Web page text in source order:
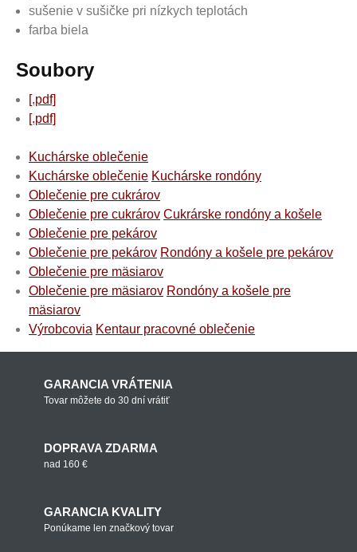
sušenie v sušičke pri nízkych teplotách
farba biela
Soubory
[.pdf]
[.pdf]
Kuchárske oblečenie
Kuchárske oblečenie Kuchárske rondóny
Oblečenie pre cukrárov
Oblečenie pre cukrárov Cukrárske rondóny a košele
Oblečenie pre pekárov
Oblečenie pre pekárov Rondóny a košele pre pekárov
Oblečenie pre mäsiarov
Oblečenie pre mäsiarov Rondóny a košele pre
mäsiarov
Výrobcovia Kentaur pracovné oblečenie
GARANCIA VRÁTENIA
Tovar môžete do 30 dní vrátiť
DOPRAVA ZDARMA
nad 160 €
GARANCIA KVALITY
Ponúkame len značkový tovar